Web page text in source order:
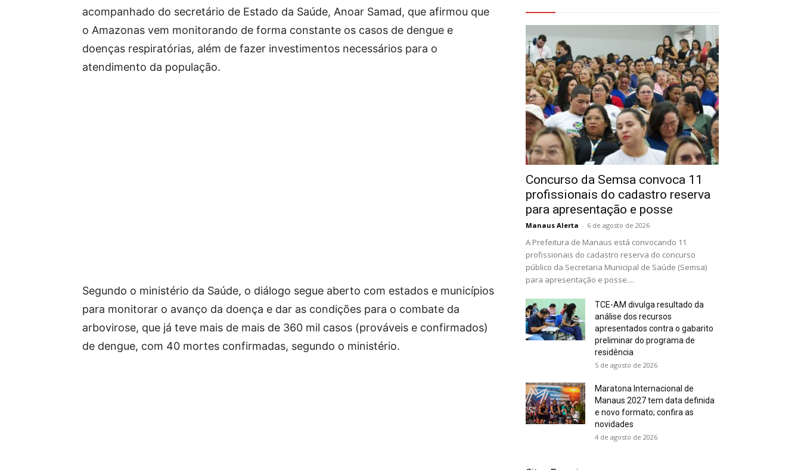
acompanhado do secretário de Estado da Saúde, Anoar Samad, que afirmou que
o Amazonas vem monitorando de forma constante os casos de dengue e
doenças respiratórias, além de fazer investimentos necessários para o
atendimento da população.
Segundo o ministério da Saúde, o diálogo segue aberto com estados e municípios
para monitorar o avanço da doença e dar as condições para o combate da
arbovirose, que já teve mais de mais de 360 mil casos (prováveis e confirmados)
de dengue, com 40 mortes confirmadas, segundo o ministério.
Concurso da Semsa convoca 11
profissionais do cadastro reserva
para apresentação e posse
Manaus Alerta - 6 de agosto de 2026
A Prefeitura de Manaus está convocando 11
profissionais do cadastro reserva do concurso
público da Secretaria Municipal de Saúde (Semsa)
para apresentação e posse....
TCE-AM divulga resultado da
análise dos recursos
apresentados contra o gabarito
preliminar do programa de
residência
5 de agosto de 2026
Maratona Internacional de
Manaus 2027 tem data definida
e novo formato; confira as
novidades
4 de agosto de 2026